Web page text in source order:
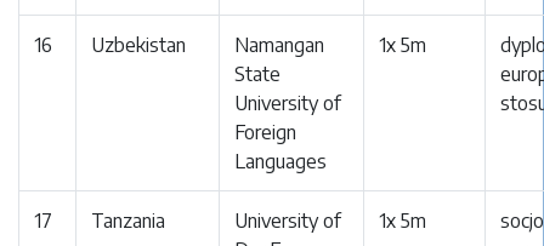
16 Uzbekistan
Namangan
State
University of
Foreign
Languages
1x 5m
17 Tanzania
University of
1x 5m